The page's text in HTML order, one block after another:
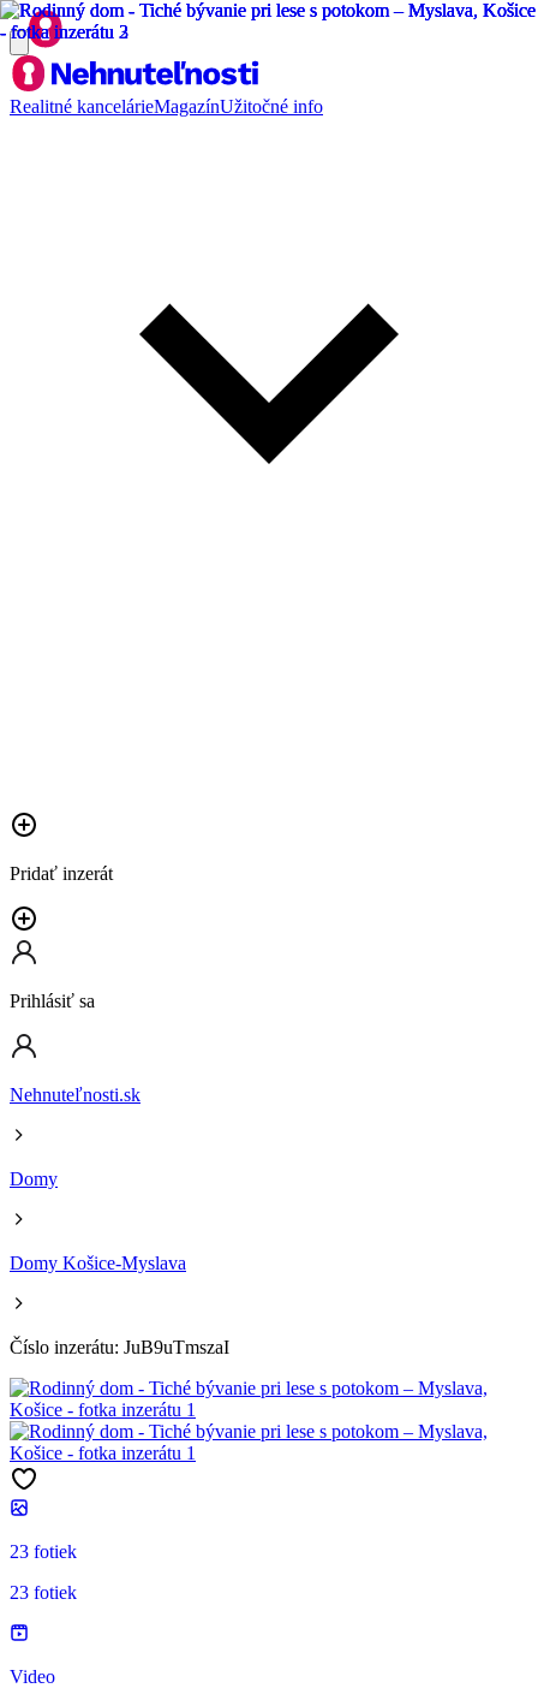
Realitné kancelárieMagazínUžitočné info
Pridať inzerát
Prihlásiť sa
Nehnuteľnosti.sk
Domy
Domy Košice-Myslava
Číslo inzerátu: JuB9uTmszaI
23 fotiek
23 fotiek
Video